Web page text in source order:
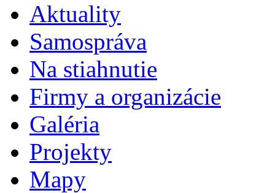
Aktuality
Samospráva
Na stiahnutie
Firmy a organizácie
Galéria
Projekty
Mapy